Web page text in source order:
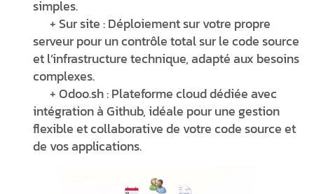
simples.
+ Sur site : Déploiement sur votre propre
serveur pour un contrôle total sur le code source
et l’infrastructure technique, adapté aux besoins
complexes.
+ Odoo.sh : Plateforme cloud dédiée avec
intégration à Github, idéale pour une gestion
flexible et collaborative de votre code source et
de vos applications.